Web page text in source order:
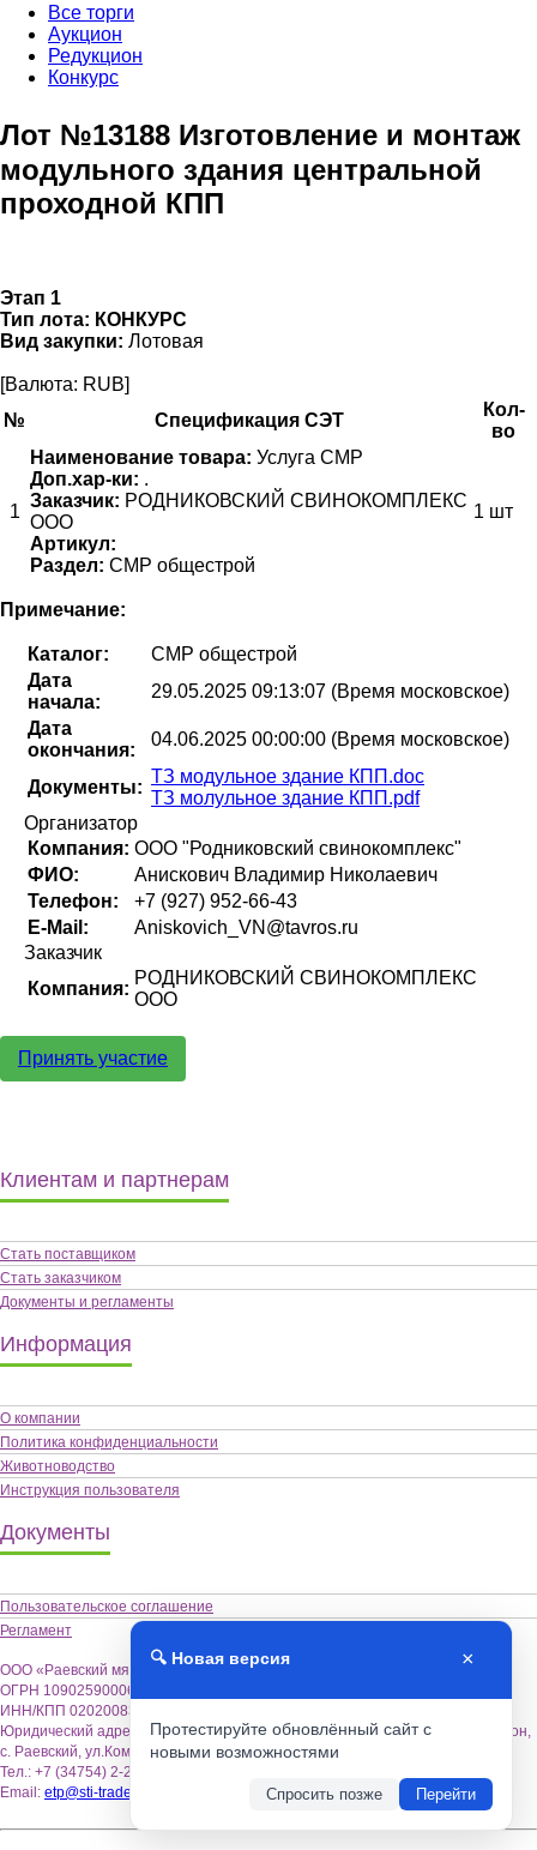
Все торги
Аукцион
Редукцион
Конкурс
Лот №13188 Изготовление и монтаж
модульного здания центральной
проходной КПП
Этап 1
Тип лота: КОНКУРС
Вид закупки: Лотовая
[Валюта: RUB]
№
Спецификация СЭТ
Кол-
во
1
Наименование товара: Услуга СМР
Доп.хар-ки: .
Заказчик: РОДНИКОВСКИЙ СВИНОКОМПЛЕКС
ООО
Артикул:
Раздел: СМР общестрой
1 шт
Примечание:
Каталог:
СМР общестрой
Дата
начала:
29.05.2025 09:13:07 (Время московское)
Дата
окончания:
04.06.2025 00:00:00 (Время московское)
Документы:
ТЗ модульное здание КПП.doc
ТЗ молульное здание КПП.pdf
Организатор
Компания: ООО "Родниковский свинокомплекс"
ФИО:
Анискович Владимир Николаевич
Телефон:
+7 (927) 952-66-43
E-Mail:
Aniskovich_VN@tavros.ru
Заказчик
Компания:
РОДНИКОВСКИЙ СВИНОКОМПЛЕКС
ООО
Принять участие
Клиентам и партнерам
Стать поставщиком
Стать заказчиком
Документы и регламенты
Информация
О компании
Политика конфиденциальности
Животноводство
Инструкция пользователя
Документы
Пользовательское соглашение
Регламент
ООО «Раевский мясокомбинат «Альшей-мясо»,
ОГРН 1090259000622
ИНН/КПП 0202008355 / 020201001
Юридический адрес: 452122, Республика Башкортостан, Альшеевский район,
с. Раевский, ул.Коммунистическая,18.
Тел.: +7 (34754) 2-26-70
Email: etp@sti-trade.ru
🔍 Новая версия ×
Протестируйте обновлённый сайт с
новыми возможностями
Спросить позже Перейти